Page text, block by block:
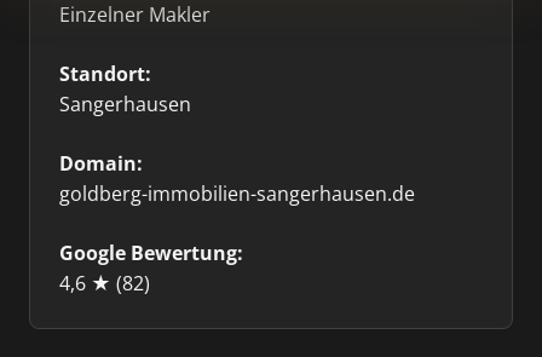
Einzelner Makler
Standort:
Sangerhausen
Domain:
goldberg-immobilien-sangerhausen.de
Google Bewertung:
4,6 ★ (82)